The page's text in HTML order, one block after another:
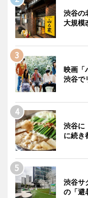
渋谷の
大規模
映画「
渋谷で
渋谷に
に続き
渋谷サ
の「避